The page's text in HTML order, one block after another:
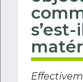
s’est-